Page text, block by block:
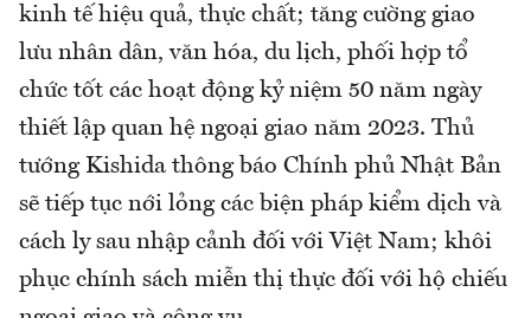
kinh tế hiệu quả, thực chất; tăng cường giao
lưu nhân dân, văn hóa, du lịch, phối hợp tổ
chức tốt các hoạt động kỷ niệm 50 năm ngày
thiết lập quan hệ ngoại giao năm 2023. Thủ
tướng Kishida thông báo Chính phủ Nhật Bản
sẽ tiếp tục nới lỏng các biện pháp kiểm dịch và
cách ly sau nhập cảnh đối với Việt Nam; khôi
phục chính sách miễn thị thực đối với hộ chiếu